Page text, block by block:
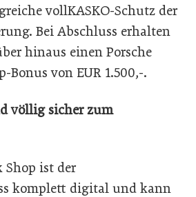
vollKASKO-Schutz der
Bei Abschluss erhalten
hinaus einen Porsche
Bonus von EUR 1.500,-.
völlig sicher zum
Shop ist der
komplett digital und kann